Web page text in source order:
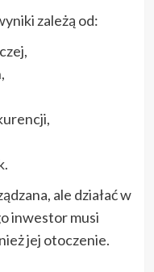
zależą od:
ale działać w
inwestor musi
jej otoczenie.